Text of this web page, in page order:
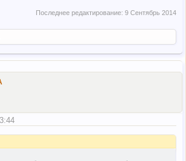
Последнее редактирование: 9 Сентябрь 2014